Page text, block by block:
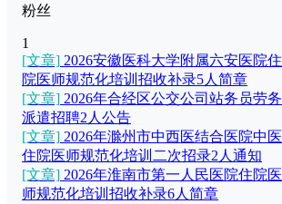
粉丝
1
[文章] 2026安徽医科大学附属六安医院住
院医师规范化培训招收补录5人简章
[文章] 2026年合经区公交公司站务员劳务
派遣招聘2人公告
[文章] 2026年滁州市中西医结合医院中医
住院医师规范化培训二次招录2人通知
[文章] 2026年淮南市第一人民医院住院医
师规范化培训招收补录6人简章